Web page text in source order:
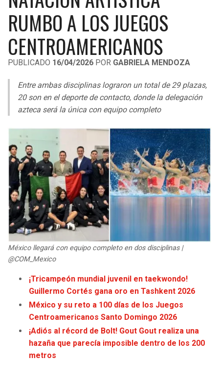
LIGA DE EXPANSIÓN MX
LEAGUES CUP
UEFA EUROPA LEAGUE
UEFA CONFERENCE LEAGUE
MLS
COPA SUDAMERICANA
LIGA BETPLAY
OTRAS LIGAS
RAIDERS
CHARGERS
BENGALS
STEELERS
TEXANS
COLTS
JAGUARS
TITANS
COWBOYS
GIANTS
EAGLES
COMMANDERS
CAVALIERS
PISTONS
BUCKS
HORNETS
HEAT
MAGIC
WIZARDS
WARRIORS
CLIPPERS
LAKERS
SUNS
KINGS
RUMBO A LOS JUEGOS
CENTROAMERICANOS
PUBLICADO 16/04/2026 POR GABRIELA MENDOZA
Entre ambas disciplinas lograron un total de 29 plazas,
20 son en el deporte de contacto, donde la delegación
azteca será la única con equipo completo
México llegará con equipo completo en dos disciplinas |
@COM_Mexico
¡Tricampeón mundial juvenil en taekwondo!
Guillermo Cortés gana oro en Tashkent 2026
México y su reto a 100 días de los Juegos
Centroamericanos Santo Domingo 2026
¡Adiós al récord de Bolt! Gout Gout realiza una
hazaña que parecía imposible dentro de los 200
metros